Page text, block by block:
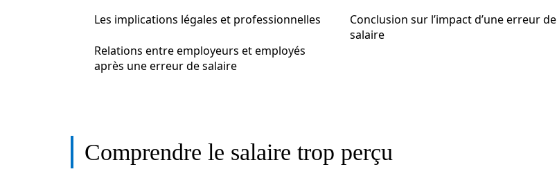
Les implications légales et professionnelles
Relations entre employeurs et employés
après une erreur de salaire
Conclusion sur l’impact d’une erreur de
salaire
Comprendre le salaire trop perçu